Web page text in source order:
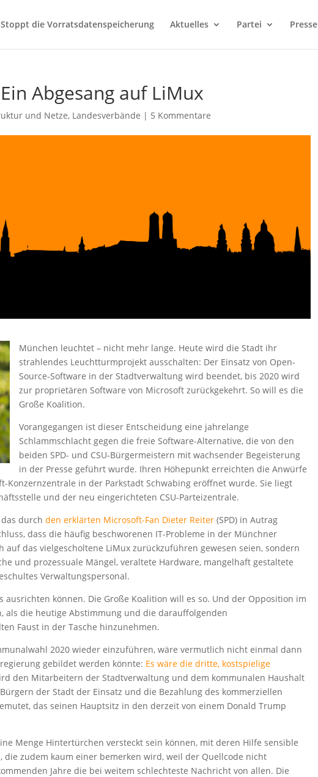
Stoppt die Vorratsdatenspeicherung Aktuelles Partei Presse
Abgesang auf LiMux
und Netze, Landesverbände | 5 Kommentare
München leuchtet – nicht mehr lange. Heute wird die Stadt ihr
strahlendes Leuchtturmprojekt ausschalten: Der Einsatz von Open-
Source-Software in der Stadtverwaltung wird beendet, bis 2020 wird
zur proprietären Software von Microsoft zurückgekehrt. So will es die
Große Koalition.
Vorangegangen ist dieser Entscheidung eine jahrelange
Schlammschlacht gegen die freie Software-Alternative, die von den
beiden SPD- und CSU-Bürgermeistern mit wachsender Begeisterung
in der Presse geführt wurde. Ihren Höhepunkt erreichten die Anwürfe
Konzernzentrale in der Parkstadt Schwabing eröffnet wurde. Sie liegt
und der neu eingerichteten CSU-Parteizentrale.
das durchden erklärten Microsoft-Fan Dieter Reiter (SPD) in Autrag
dass die häufig beschworenen IT-Probleme in der Münchner
auf das vielgescholtene LiMux zurückzuführen gewesen seien, sondern
und prozessuale Mängel, veraltete Hardware, mangelhaft gestaltete
Verwaltungspersonal.
können. Die Große Koalition will es so. Und der Opposition im
die heutige Abstimmung und die darauffolgenden
Faust in der Tasche hinzunehmen.
2020 wieder einzuführen, wäre vermutlich nicht einmal dann
gebildet werden könnte: Es wäre die dritte, kostspielige
den Mitarbeitern der Stadtverwaltung und dem kommunalen Haushalt
der Stadt der Einsatz und die Bezahlung des kommerziellen
das seinen Hauptsitz in den derzeit von einem Donald Trump
Menge Hintertürchen versteckt sein können, mit deren Hilfe sensible
zudem kaum einer bemerken wird, weil der Quellcode nicht
Jahre die bei weitem schlechteste Nachricht von allen. Die